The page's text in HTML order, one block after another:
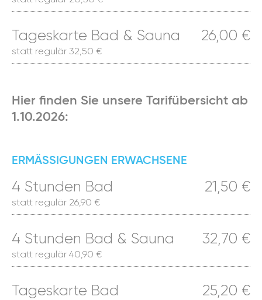
Tageskarte Bad & Sauna 26,00 €
statt regulär 32,50 €
Hier finden Sie unsere Tarifübersicht ab
1.10.2026:
ERMÄSSIGUNGEN ERWACHSENE
4 Stunden Bad 21,50 €
statt regulär 26,90 €
4 Stunden Bad & Sauna 32,70 €
statt regulär 40,90 €
Tageskarte Bad 25,20 €